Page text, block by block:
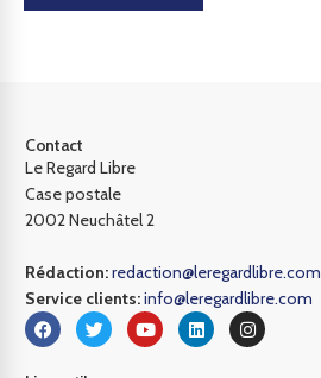
Contact
Le Regard Libre
Case postale
2002 Neuchâtel 2
Rédaction:redaction@leregardlibre.com
Service clients:info@leregardlibre.com